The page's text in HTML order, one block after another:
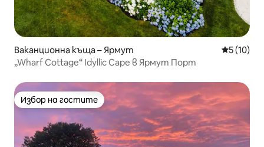
Ваканционна къща – Ярмут Средна
5 (10)
„Wharf Cottage“ Idyllic Cape в Ярмут Порт
Избор на гостите
Избор на гостите